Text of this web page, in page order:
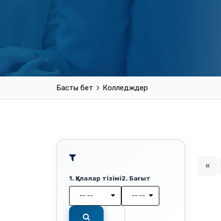
Басты бет Колледждер
1. Қалалар тізімі
-- --
2. Бағыт
-- --
«